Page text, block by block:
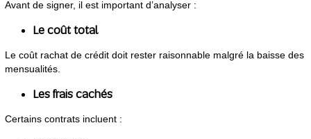
Avant de signer, il est important d’analyser :
Le coût total
Le coût rachat de crédit doit rester raisonnable malgré la baisse des
mensualités.
Les frais cachés
Certains contrats incluent :